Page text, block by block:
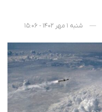
شنبه 1 مهر 1402 - 15:06